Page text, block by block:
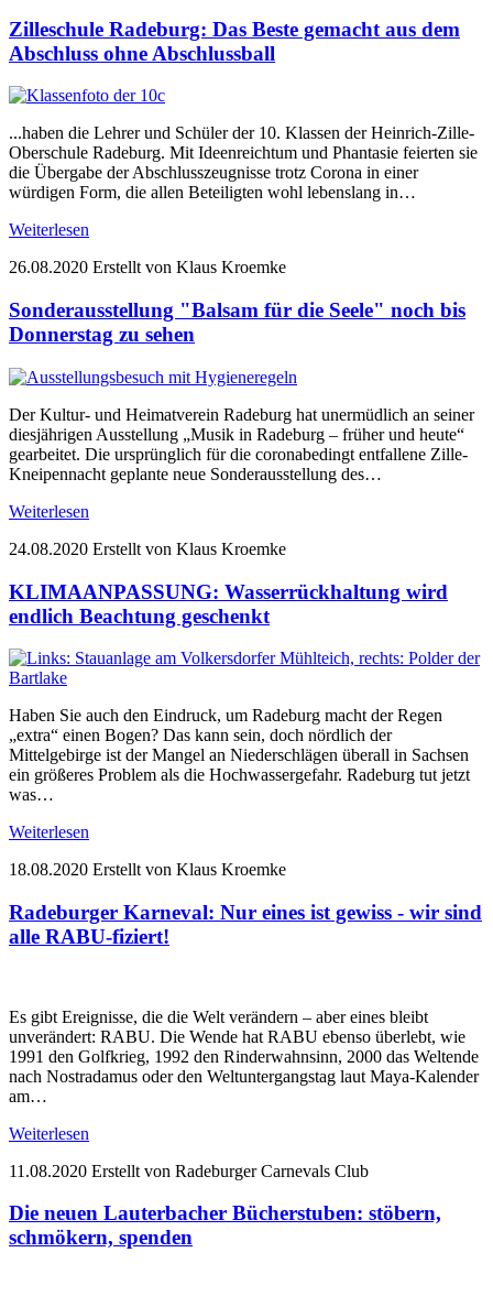
Zilleschule Radeburg: Das Beste gemacht aus dem
Abschluss ohne Abschlussball
...haben die Lehrer und Schüler der 10. Klassen der Heinrich-Zille-
Oberschule Radeburg. Mit Ideenreichtum und Phantasie feierten sie
die Übergabe der Abschlusszeugnisse trotz Corona in einer
würdigen Form, die allen Beteiligten wohl lebenslang in…
Weiterlesen
26.08.2020 Erstellt von Klaus Kroemke
Sonderausstellung "Balsam für die Seele" noch bis
Donnerstag zu sehen
Der Kultur- und Heimatverein Radeburg hat unermüdlich an seiner
diesjährigen Ausstellung „Musik in Radeburg – früher und heute“
gearbeitet. Die ursprünglich für die coronabedingt entfallene Zille-
Kneipennacht geplante neue Sonderausstellung des…
Weiterlesen
24.08.2020 Erstellt von Klaus Kroemke
KLIMAANPASSUNG: Wasserrückhaltung wird
endlich Beachtung geschenkt
Haben Sie auch den Eindruck, um Radeburg macht der Regen
„extra“ einen Bogen? Das kann sein, doch nördlich der
Mittelgebirge ist der Mangel an Niederschlägen überall in Sachsen
ein größeres Problem als die Hochwassergefahr. Radeburg tut jetzt
was…
Weiterlesen
18.08.2020 Erstellt von Klaus Kroemke
Radeburger Karneval: Nur eines ist gewiss - wir sind
alle RABU-fiziert!
Es gibt Ereignisse, die die Welt verändern – aber eines bleibt
unverändert: RABU. Die Wende hat RABU ebenso überlebt, wie
1991 den Golfkrieg, 1992 den Rinderwahnsinn, 2000 das Weltende
nach Nostradamus oder den Weltuntergangstag laut Maya-Kalender
am…
Weiterlesen
11.08.2020 Erstellt von Radeburger Carnevals Club
Die neuen Lauterbacher Bücherstuben: stöbern,
schmökern, spenden